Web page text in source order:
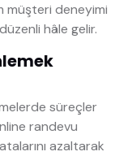
müşteri deneyimi
hâle gelir.
süreçler
randevu
azaltarak